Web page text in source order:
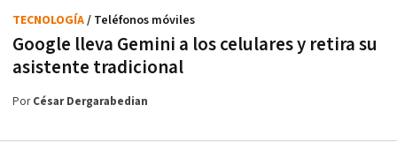
Google lleva Gemini a los celulares y retira su
asistente tradicional
TECNOLOGÍA/ Teléfonos móviles
PorCésar Dergarabedian